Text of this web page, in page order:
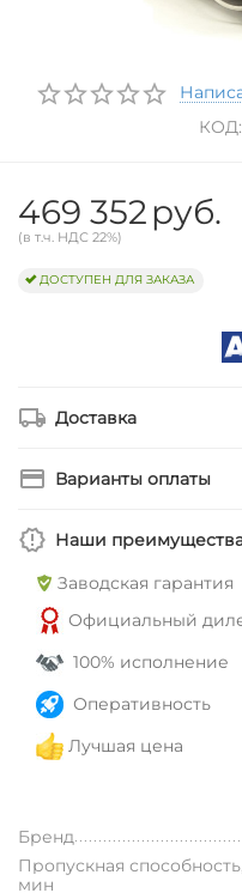
КОД:
469 352руб.
(в т.ч. НДС 22%)
ДОСТУПЕН ДЛЯ ЗАКАЗА
Доставка
Варианты оплаты
Наши
Заводская гарантия
Официальный
100% исполнение
Оперативность
Лучшая цена
Бренд
Пропускная
мин